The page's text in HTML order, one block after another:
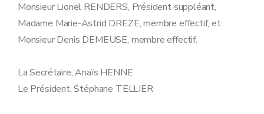
Monsieur Lionel RENDERS, Président suppléant,
Madame Marie-Astrid DREZE, membre effectif, et
Monsieur Denis DEMEUSE, membre effectif.
La Secrétaire, Anaïs HENNE
Le Président, Stéphane TELLIER